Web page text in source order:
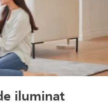
iluminat